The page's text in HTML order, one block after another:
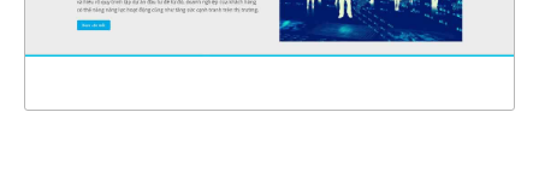
XEM THỰC TẾ